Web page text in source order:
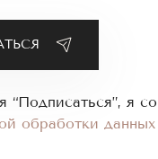
“Подписаться”, я
обработки данных